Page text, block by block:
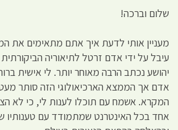
שלום וברכה!
מעניין אותי לדעת איך אתם מתאימים את
עיבל על ידי אדם זרטל לתיאוריה
יהושע נכתב הרבה מאוחר יותר. לי אישית
אדם אך הממצא הארכיאולוגי הזה סותר
המקרא. אשמח עם תוכלו לענות לי, כי לא
אחד בכל האינטרנט שמתמודד עם טענותיו